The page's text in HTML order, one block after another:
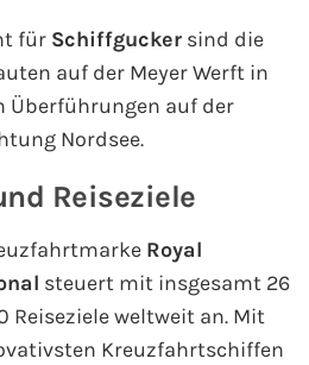
für Schiffgucker sind die
auf der Meyer Werft in
Überführungen auf der
Nordsee.
Reiseziele
Royal
steuert mit insgesamt 26
Reiseziele weltweit an. Mit
Kreuzfahrtschiffen